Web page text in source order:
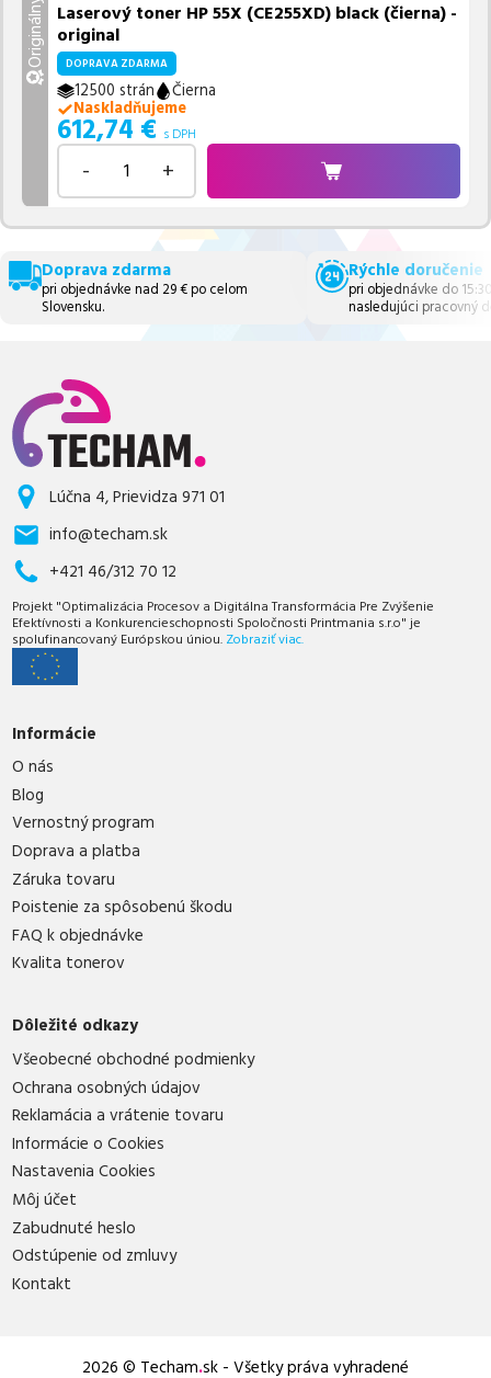
Originálny Laserový toner HP 55X (CE255XD) black (čierna) -
original
DOPRAVA ZDARMA
12500 strán
Čierna
Naskladňujeme
612,74 € s DPH
- +
Doprava zdarma
pri objednávke nad 29 € po celom
Slovensku.
Rýchle doručenie
pri objednávke do
nasledujúci pracovný
Lúčna 4, Prievidza 971 01
info@techam.sk
+421 46/312 70 12
Projekt "Optimalizácia Procesov a Digitálna Transformácia Pre Zvýšenie
Efektívnosti a Konkurencieschopnosti Spoločnosti Printmania s.r.o" je
spolufinancovaný Európskou úniou. Zobraziť viac.
Informácie
O nás
Blog
Vernostný program
Doprava a platba
Záruka tovaru
Poistenie za spôsobenú škodu
FAQ k objednávke
Kvalita tonerov
Dôležité odkazy
Všeobecné obchodné podmienky
Ochrana osobných údajov
Reklamácia a vrátenie tovaru
Informácie o Cookies
Nastavenia Cookies
Môj účet
Zabudnuté heslo
Odstúpenie od zmluvy
Kontakt
2026 © Techam.sk - Všetky práva vyhradené